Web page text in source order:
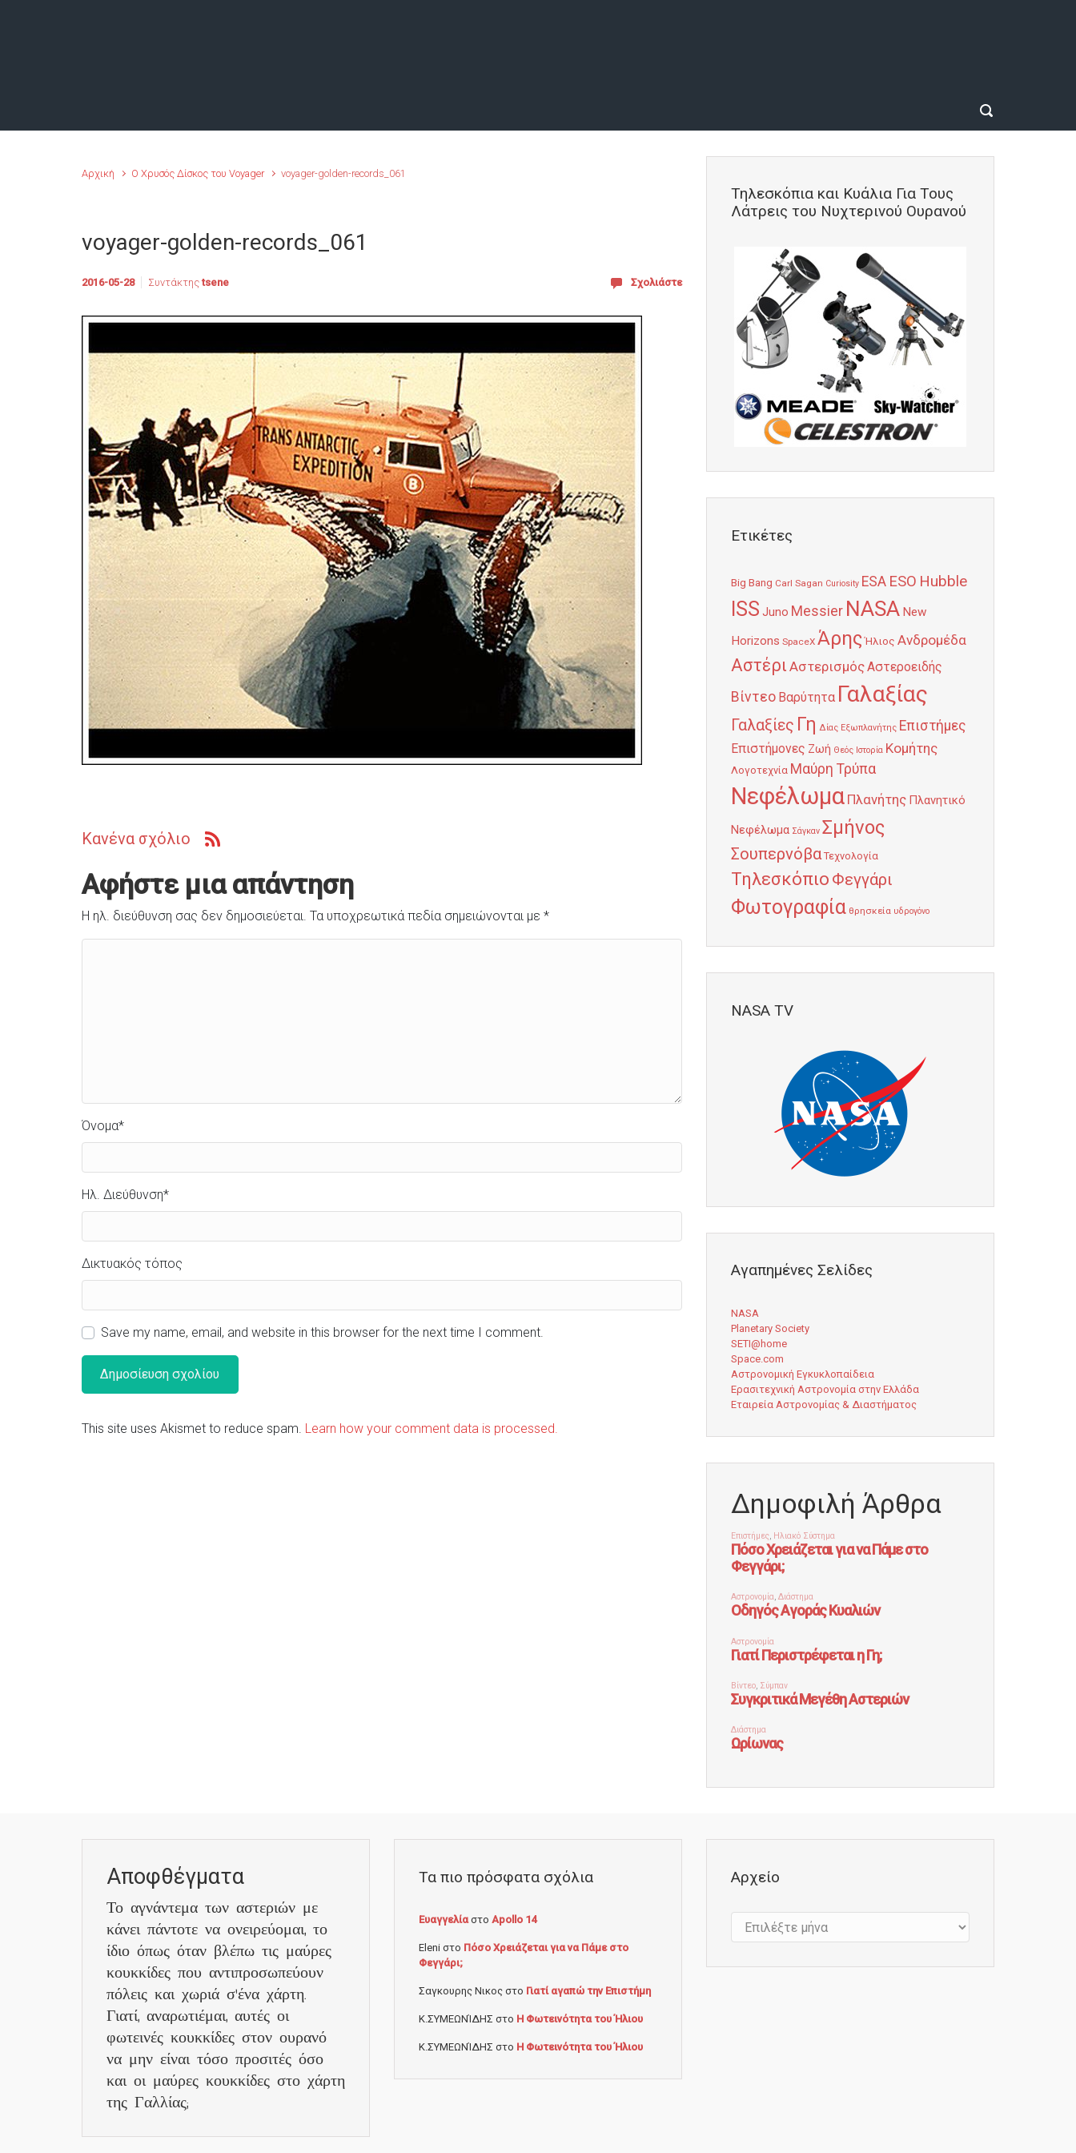
Αρχική Ο Χρυσός Δίσκος του Voyager voyager-golden-records_061
voyager-golden-records_061
2016-05-28 Συντάκτης tsene Σχολιάστε
Κανένα σχόλιο
Αφήστε μια απάντηση
Η ηλ. διεύθυνση σας δεν δημοσιεύεται. Τα υποχρεωτικά πεδία σημειώνονται με *
Όνομα*
Ηλ. Διεύθυνση*
Δικτυακός τόπος
Save my name, email, and website in this browser for the next time I comment.
This site uses Akismet to reduce spam. Learn how your comment data is processed.
Τηλεσκόπια και Κυάλια Για Τους
Λάτρεις του Νυχτερινού Ουρανού
Ετικέτες
Big Bang Carl Sagan Curiosity ESA ESO Hubble
ISS Juno Messier NASA New
Horizons SpaceX Άρης Ήλιος Ανδρομέδα
Αστέρι ΑστερισμόςΑστεροειδής
Βίντεο Βαρύτητα Γαλαξίας
Γαλαξίες Γη Δίας Εξωπλανήτης Επιστήμες
Επιστήμονες Ζωή Θεός Ιστορία Κομήτης
Λογοτεχνία Μαύρη Τρύπα
Νεφέλωμα Πλανήτης Πλανητικό
Νεφέλωμα Σάγκαν Σμήνος
Σουπερνόβα Τεχνολογία
Τηλεσκόπιο Φεγγάρι
Φωτογραφία θρησκεία υδρογόνο
NASA TV
Αγαπημένες Σελίδες
NASA
Planetary Society
SETI@home
Space.com
Αστρονομική Εγκυκλοπαίδεια
Ερασιτεχνική Αστρονομία στην Ελλάδα
Εταιρεία Αστρονομίας & Διαστήματος
Δημοφιλή Άρθρα
Αποφθέγματα
Το αγνάντεμα των αστεριών με
κάνει πάντοτε να ονειρεύομαι, το
ίδιο όπως όταν βλέπω τις μαύρες
κουκκίδες που αντιπροσωπεύουν
πόλεις και χωριά σ'ένα χάρτη.
Γιατί, αναρωτιέμαι, αυτές οι
φωτεινές κουκκίδες στον ουρανό
να μην είναι τόσο προσιτές όσο
και οι μαύρες κουκκίδες στο χάρτη
της Γαλλίας;
Τα πιο πρόσφατα σχόλια
Ευαγγελίαστο Apollo 14
Eleni στο Πόσο Χρειάζεται για να Πάμε στο
Φεγγάρι;
Σαγκουρης Νικος στο Γιατί αγαπώ την Επιστήμη
Κ.ΣΥΜΕΩΝΊΔΗΣ στο Η Φωτεινότητα του Ήλιου
Κ.ΣΥΜΕΩΝΊΔΗΣ στο Η Φωτεινότητα του Ήλιου
Αρχείο